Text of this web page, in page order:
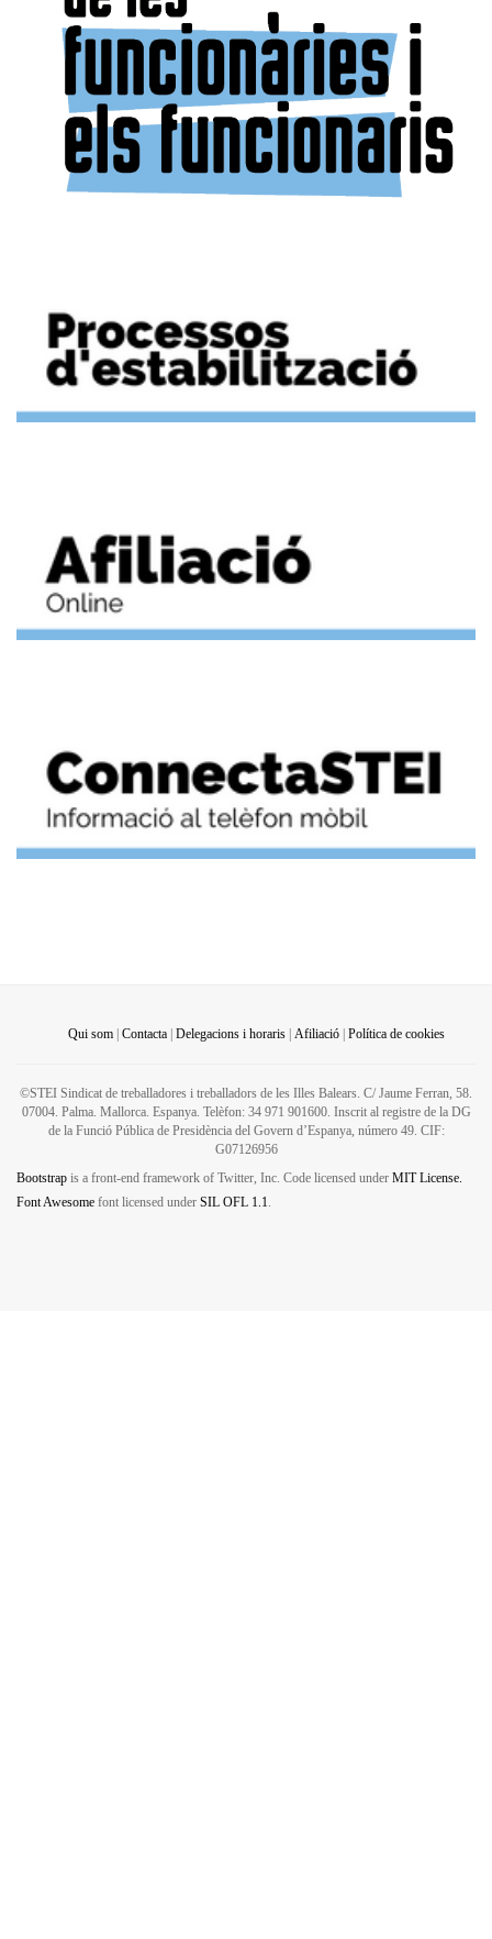
veuen obligades a demanar dies
personals. L’Administració contestà que “temps indispensable” no és
un dia o una jornada, però estudiarà la viabilitat de la proposta.
Qui som| Contacta| Delegacions i horaris| Afiliació| Política de cookies
©STEI Sindicat de treballadores i treballadors de les Illes Balears. C/ Jaume Ferran, 58.
07004. Palma. Mallorca. Espanya. Telèfon: 34 971 901600. Inscrit al registre de la DG
de la Funció Pública de Presidència del Govern d’Espanya, número 49. CIF:
G07126956
Bootstrap is a front-end framework of Twitter, Inc. Code licensed under MIT License.
Font Awesome font licensed under SIL OFL 1.1